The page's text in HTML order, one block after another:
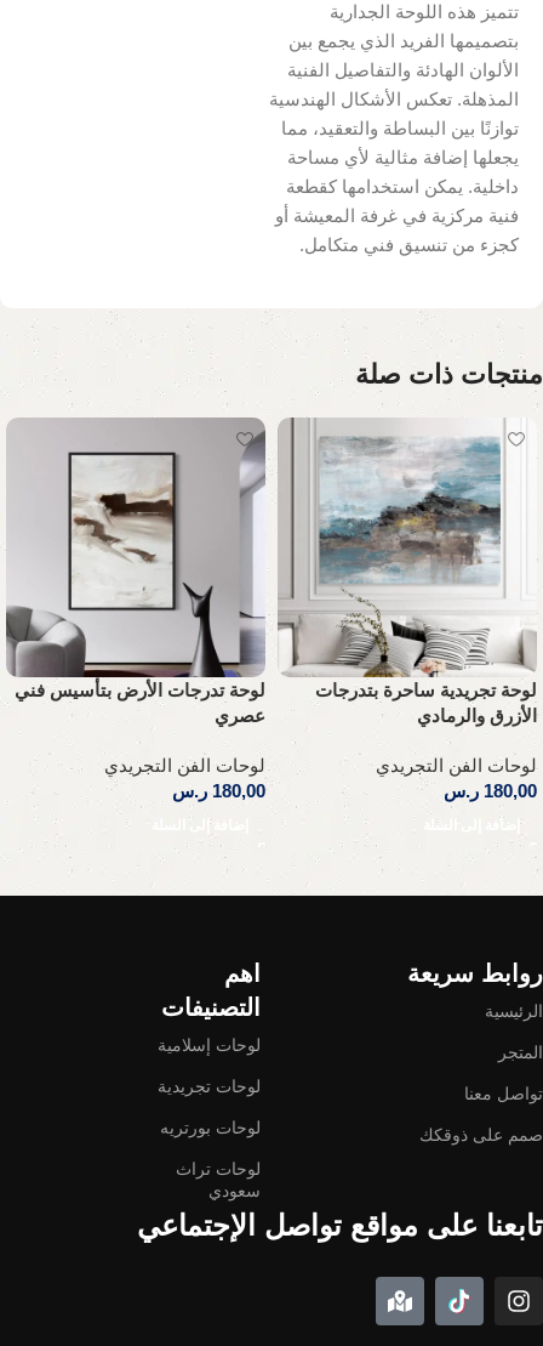
تتميز هذه اللوحة الجدارية
بتصميمها الفريد الذي يجمع بين
الألوان الهادئة والتفاصيل الفنية
المذهلة. تعكس الأشكال الهندسية
توازنًا بين البساطة والتعقيد، مما
يجعلها إضافة مثالية لأي مساحة
داخلية. يمكن استخدامها كقطعة
فنية مركزية في غرفة المعيشة أو
كجزء من تنسيق فني متكامل.
منتجات ذات صلة
لوحة تجريدية ساحرة بتدرجات
الأزرق والرمادي
لوحات الفن التجريدي
180,00 ر.س
إضافة إلى السلة
لوحة تدرجات الأرض بتأسيس فني
عصري
لوحات الفن التجريدي
180,00 ر.س
إضافة إلى السلة
Read More
روابط سريعة
الرئيسية
المتجر
تواصل معنا
صمم على ذوقكك
اهم
التصنيفات
لوحات إسلامية
لوحات تجريدية
لوحات بورتريه
لوحات تراث
سعودي
تابعنا على مواقع تواصل الإجتماعي